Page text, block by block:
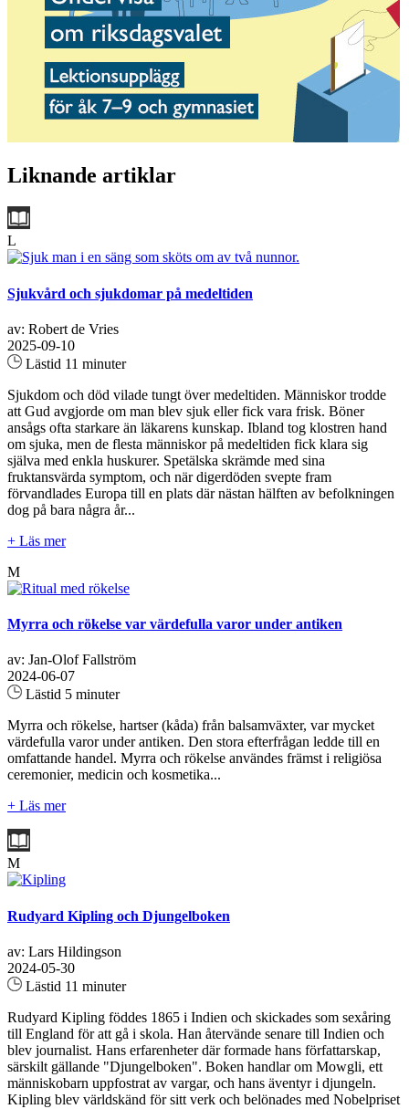
Liknande artiklar
L
Sjukvård och sjukdomar på medeltiden
av: Robert de Vries
2025-09-10
Lästid 11 minuter
Sjukdom och död vilade tungt över medeltiden. Människor trodde
att Gud avgjorde om man blev sjuk eller fick vara frisk. Böner
ansågs ofta starkare än läkarens kunskap. Ibland tog klostren hand
om sjuka, men de flesta människor på medeltiden fick klara sig
själva med enkla huskurer. Spetälska skrämde med sina
fruktansvärda symptom, och när digerdöden svepte fram
förvandlades Europa till en plats där nästan hälften av befolkningen
dog på bara några år...
+ Läs mer
M
Myrra och rökelse var värdefulla varor under antiken
av: Jan-Olof Fallström
2024-06-07
Lästid 5 minuter
Myrra och rökelse, hartser (kåda) från balsamväxter, var mycket
värdefulla varor under antiken. Den stora efterfrågan ledde till en
omfattande handel. Myrra och rökelse användes främst i religiösa
ceremonier, medicin och kosmetika...
+ Läs mer
M
Rudyard Kipling och Djungelboken
av: Lars Hildingson
2024-05-30
Lästid 11 minuter
Rudyard Kipling föddes 1865 i Indien och skickades som sexåring
till England för att gå i skola. Han återvände senare till Indien och
blev journalist. Hans erfarenheter där formade hans författarskap,
särskilt gällande "Djungelboken". Boken handlar om Mowgli, ett
människobarn uppfostrat av vargar, och hans äventyr i djungeln.
Kipling blev världskänd för sitt verk och belönades med Nobelpriset